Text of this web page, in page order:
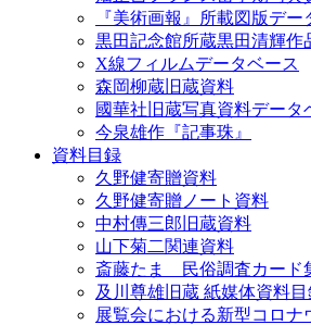
『美術画報』所載図版デー
黒田記念館所蔵黒田清輝作
X線フィルムデータベース
森岡柳蔵旧蔵資料
國華社旧蔵写真資料データ
今泉雄作『記事珠』
資料目録
久野健寄贈資料
久野健寄贈ノート資料
中村傳三郎旧蔵資料
山下菊二関連資料
斎藤たま 民俗調査カード
及川尊雄旧蔵 紙媒体資料
展覧会における新型コロ